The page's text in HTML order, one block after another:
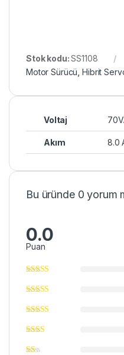
Stok kodu:SS1108
Motor Sürücü ,Hibrit
Voltaj
Akım 8.0
Bu üründe 0 yorum
0.0
Puan